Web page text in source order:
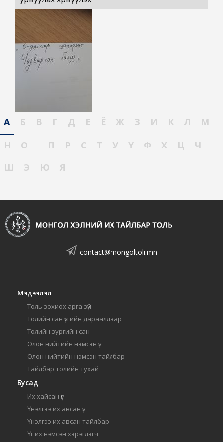
А Б В Г Д Е Ё Ж З И К Л
М
Н
О П Р С Т У Ү Ф Х Ц
Ч
Ш
Э Ю Я
contact@mongoltoli.mn
Мэдээлэл
Толь зохиох арга зүй
Толийн сан үсгийн дарааллаар
Толийн зургийн сан
Олон нийтийн нэмсэн үг
Олон нийтийн нэмсэн тайлбар
Тайлбар толийн тухай
Бусад
Их хайсан үг
Үнэлгээ их авсан үг
Үнэлгээ их авсан тайлбар
Үг их нэмсэн хэрэглэгч